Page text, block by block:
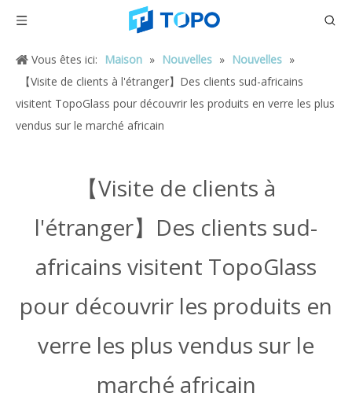
Vous êtes ici: Maison » Nouvelles » Nouvelles »
【Visite de clients à l'étranger】Des clients sud-africains
visitent TopoGlass pour découvrir les produits en verre les plus
vendus sur le marché africain
【Visite de clients à
l'étranger】Des clients sud-
africains visitent TopoGlass
pour découvrir les produits en
verre les plus vendus sur le
marché africain